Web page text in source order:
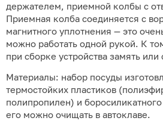
держателем, приемной колбы с
Приемная колба соединяется с
магнитного уплотнения — это
можно работать одной рукой. К
при сборке устройства замять или
Материалы: набор посуды
термостойких пластиков
полипропилен) и
его можно очищать в автоклаве.